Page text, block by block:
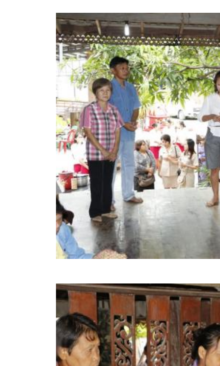
รายงานรายรับรายจ่าย อบจ.สุพรรณบุรี
รายงานการติดตามและประเมินผลแผนพัฒนาท้อง
สรุปผลการประเมินความพึงพอใจ
ระบบสืบค้นข้อมูล ประกาศ ก.จ.จ. สุพรรณบุรี (พ.ศ
Document
คลินิกเซ็นเตอร์
แบบฟอร์มบริหารงานบุคคล
รายงานตรวจสอบภายใน
รายงานเครื่องจักรกล อบจ.
ศูนย์อำนวยการการเลือกตั้ง สมาชิกสภาและนายก
งานแผนการบริหารจัดการความเสี่ยงของ อบจ.สุพร